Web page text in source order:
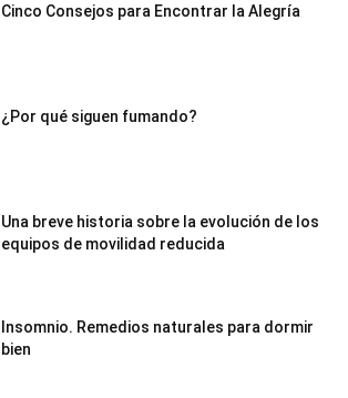
Cinco Consejos para Encontrar la Alegría
¿Por qué siguen fumando?
Una breve historia sobre la evolución de los
equipos de movilidad reducida
Insomnio. Remedios naturales para dormir
bien